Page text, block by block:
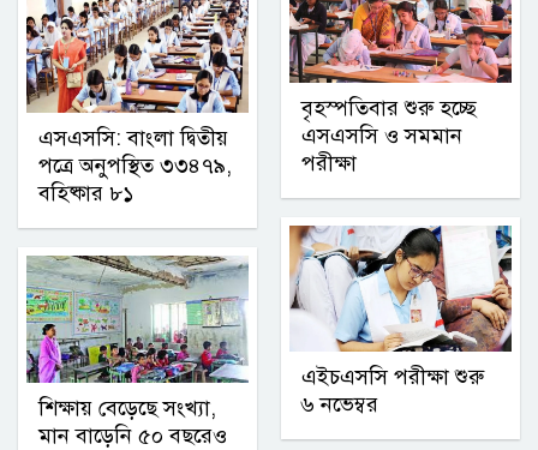
এসএসসি: বাংলা দ্বিতীয়
পত্রে অনুপস্থিত ৩৩৪৭৯,
বহিষ্কার ৮১
শিক্ষায় বেড়েছে সংখ্যা,
মান বাড়েনি ৫০ বছরেও
বৃহস্পতিবার শুরু হচ্ছে
এসএসসি ও সমমান
পরীক্ষা
এইচএসসি পরীক্ষা শুরু
৬ নভেম্বর